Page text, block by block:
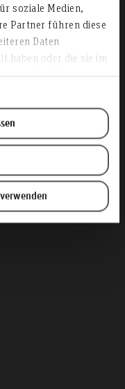
soziale Medien,
Partner führen diese
Daten
haben oder die sie im
III -
Design!